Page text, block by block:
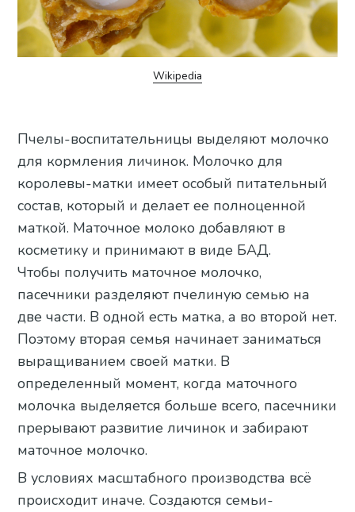
Wikipedia
Пчелы-воспитательницы выделяют молочко
для кормления личинок. Молочко для
королевы-матки имеет особый питательный
состав, который и делает ее полноценной
маткой. Маточное молоко добавляют в
косметику и принимают в виде БАД.
Чтобы получить маточное молочко,
пасечники разделяют пчелиную семью на
две части. В одной есть матка, а во второй нет.
Поэтому вторая семья начинает заниматься
выращиванием своей матки. В
определенный момент, когда маточного
молочка выделяется больше всего, пасечники
прерывают развитие личинок и забирают
маточное молочко.
В условиях масштабного производства всё
происходит иначе. Создаются семьи-